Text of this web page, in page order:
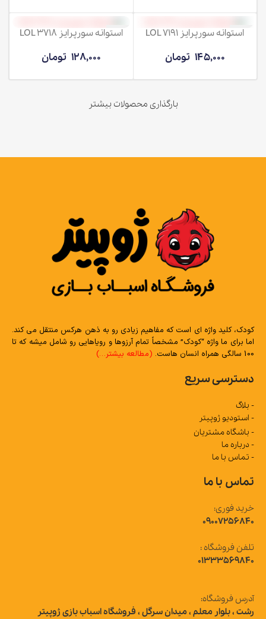
ناموجود
استوانه سورپرایز LOL 7191
145,000 تومان
ناموجود
استوانه سورپرایز LOL 3718
128,000 تومان
بارگذاری محصولات بیشتر
کودک، کلید واژه ای است که مفاهیم زیادی رو به ذهن هرکس منتقل می کند.
اما برای ما واژه “کودک” مشخصاً تمام آرزوها و رویاهایی رو شامل میشه که تا
100 سالگی همراه انسان هاست.
(مطالعه بیشتر…)
دسترسی سریع
- بلاگ
- استودیو ژوپیتر
- باشگاه مشتریان
- درباره ما
- تماس با ما
تماس با ما
خرید فوری:
09007256840
تلفن فروشگاه :
01333569840
آدرس فروشگاه:
رشت ، بلوار معلم ، میدان سرگل ، فروشگاه اسباب بازی ژوپیتر